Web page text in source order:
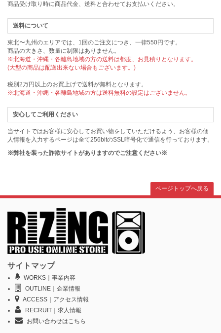
商品受け取り時に商品代金、送料と合わせてお支払いください。
送料について
東北〜九州のエリアでは、1回のご注文につき、一律550円です。
商品の大きさ、数量に制限はありません。
※北海道・沖縄・各離島地域の方の送料は都度、お見積りとなります。
(大型の商品は配送出来ない場合もございます。)
税別2万円以上のお買上げで送料が無料となります。
※北海道・沖縄・各離島地域の方は送料無料の設定はございません。
安心してご利用ください
当サイトではお客様に安心してお買い物をしていただけるよう、お客様の個
人情報を入力するページは全て256bitのSSL暗号化で通信を行っております。
※弊社を装った詐欺サイトがありますのでご注意ください※
ページトップへ戻る
サイトマップ
WORKS｜事業内容
OUTLINE｜企業情報
ACCESS｜アクセス情報
RECRUIT｜求人情報
お問い合わせはこちら